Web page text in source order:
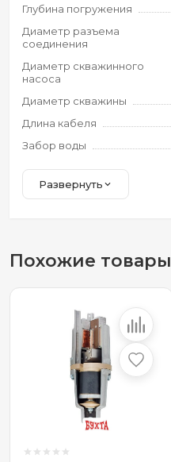
Глубина погружения
Диаметр разъема
соединения
Диаметр скважинного
насоса
Диаметр скважины
Длина кабеля
Забор воды
Развернуть
Похожие товары